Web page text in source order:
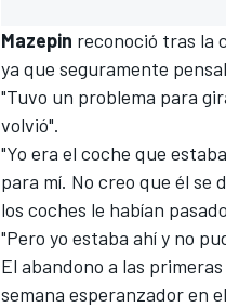
Mazepin reconoció tras la
ya que seguramente
"Tuvo un problema para
volvió".
"Yo era el coche que
para mí. No creo que él se
los coches le habían
"Pero yo estaba ahí y no
El abandono a las
semana esperanzador en